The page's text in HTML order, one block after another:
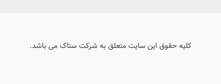
کلیه حقوق این سایت متعلق به شرکت ستاک می باشد.